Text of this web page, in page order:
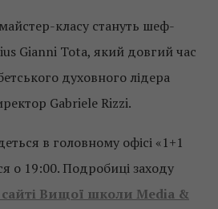
класу стануть шеф-
Gianni Tota, який довгий час
духовного лідера
Gabriele Rizzi.
в головному офісі «1+1
о 19:00. Подробиці заходу
Вищої школи Media &